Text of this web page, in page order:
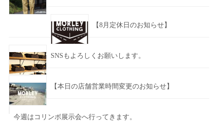
【8月定休日のお知らせ】
SNSもよろしくお願いします。
【本日の店舗営業時間変更のお知らせ】
今週はコリンボ展示会へ行ってきます。